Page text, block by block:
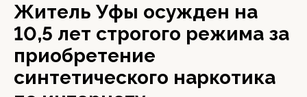
Житель Уфы осужден на
10,5 лет строгого режима за
приобретение
синтетического наркотика